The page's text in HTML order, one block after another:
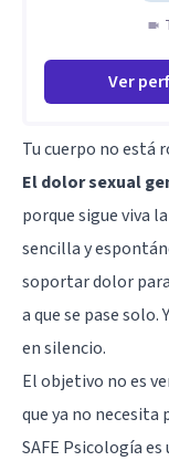
Ver
Tu cuerpo no está
El dolor sexual
porque sigue viva
sencilla y
soportar dolor
a que se pase
en silencio.
El objetivo no es
que ya no
SAFE Psicología